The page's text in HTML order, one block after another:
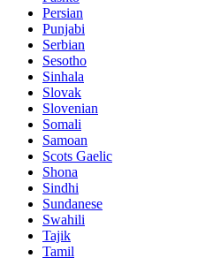
Persian
Punjabi
Serbian
Sesotho
Sinhala
Slovak
Slovenian
Somali
Samoan
Scots Gaelic
Shona
Sindhi
Sundanese
Swahili
Tajik
Tamil